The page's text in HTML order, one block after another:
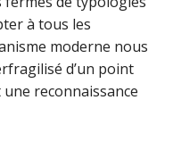
à tous les
moderne nous
d’un point
reconnaissance